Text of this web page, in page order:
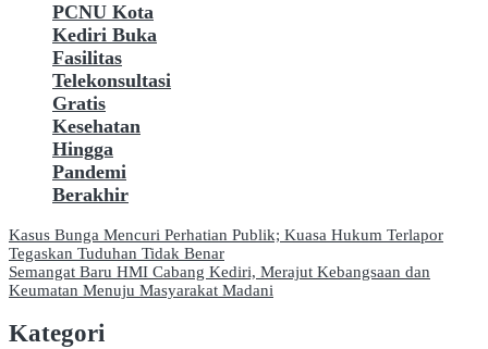
PCNU Kota
Kediri Buka
Fasilitas
Telekonsultasi
Gratis
Kesehatan
Hingga
Pandemi
Berakhir
Navigasi
pos
Kasus Bunga Mencuri Perhatian Publik; Kuasa Hukum Terlapor
Tegaskan Tuduhan Tidak Benar
Semangat Baru HMI Cabang Kediri, Merajut Kebangsaan dan
Keumatan Menuju Masyarakat Madani
Kategori